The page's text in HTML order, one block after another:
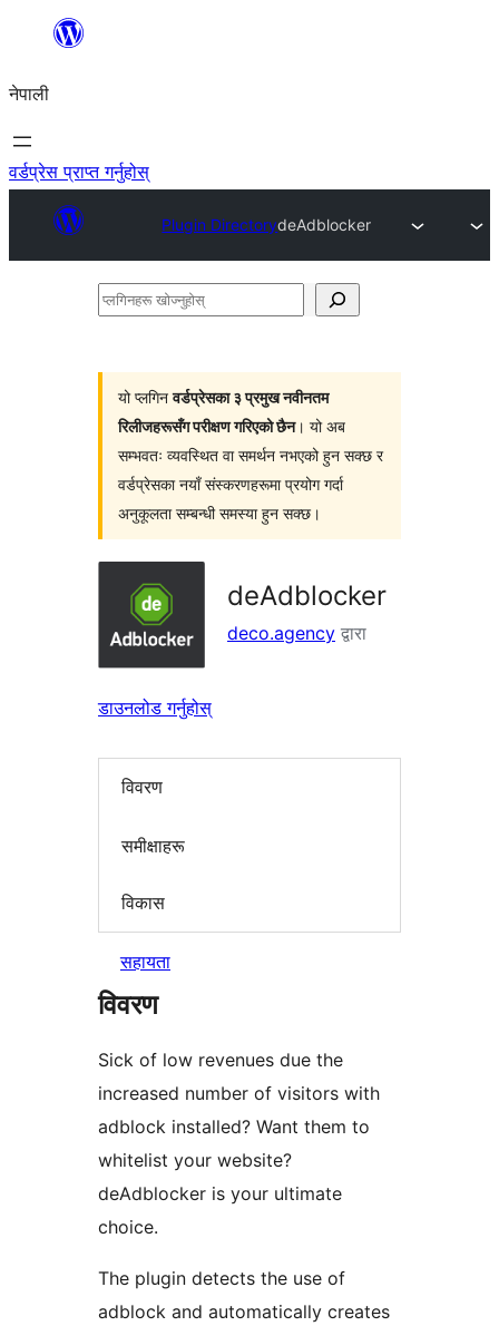
सामग्रीमा
नेपाली
वर्डप्रेस प्राप्त गर्नुहोस्
Plugin DirectorydeAdblocker
प्लगिनहरू
यो प्लगिनवर्डप्रेसका ३ प्रमुख नवीनतम
रिलीजहरूसँग परीक्षण गरिएको छैन। यो अब
सम्भवतः व्यवस्थित वा समर्थन नभएको हुन सक्छ र
वर्डप्रेसका नयाँ संस्करणहरूमा प्रयोग गर्दा
अनुकूलता सम्बन्धी समस्या हुन सक्छ।
deAdblocker
deco.agency द्वारा
डाउनलोड गर्नुहोस्
विवरण
समीक्षाहरू
विकास
सहायता
विवरण
Sick of low revenues due the
increased number of visitors with
adblock installed? Want them to
whitelist your website?
deAdblocker is your ultimate
choice.
The plugin detects the use of
adblock and automatically creates